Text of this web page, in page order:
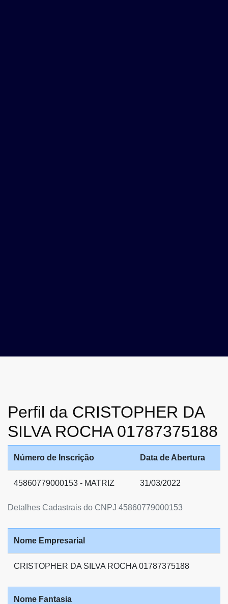
Perfil da CRISTOPHER DA
SILVA ROCHA 01787375188
Detalhes Cadastrais do CNPJ 45860779000153
Número de Inscrição Data de Abertura
45860779000153 - MATRIZ 31/03/2022
Nome Empresarial
CRISTOPHER DA SILVA ROCHA 01787375188
Nome Fantasia